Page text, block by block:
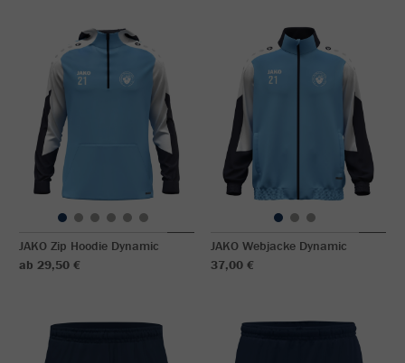
JAKO Zip Hoodie Dynamic
ab 29,50 €
JAKO Webjacke Dynamic
37,00 €